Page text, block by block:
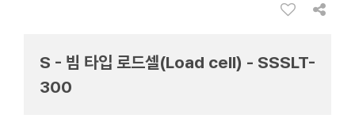
S - 빔 타입 로드셀(Load cell) - SSSLT-
300